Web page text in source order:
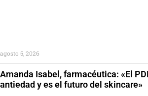
Amanda Isabel, farmacéutica: «El
antiedad y es el futuro del skincare»
agosto 5, 2026